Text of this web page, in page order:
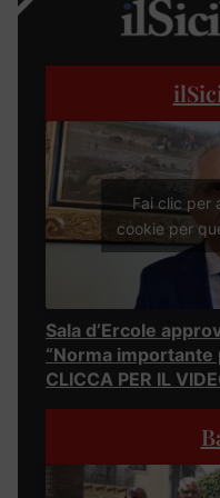
Fai clic per
cookie per
Sala d’Ercole
“Norma importante
CLICCA PER IL